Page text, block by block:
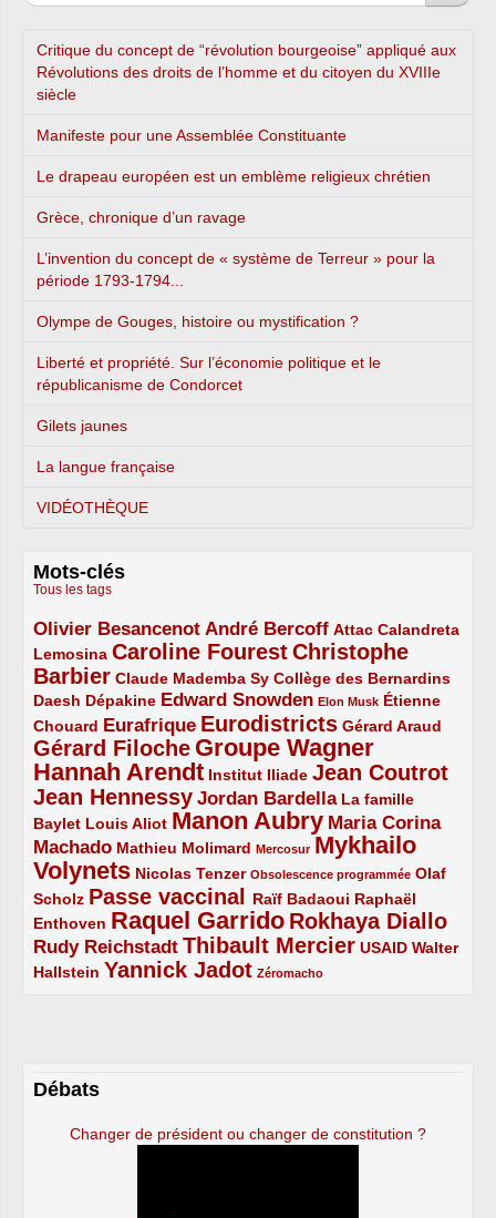
Critique du concept de “révolution bourgeoise” appliqué aux
Révolutions des droits de l’homme et du citoyen du XVIIIe
siècle
Manifeste pour une Assemblée Constituante
Le drapeau européen est un emblème religieux chrétien
Grèce, chronique d’un ravage
L’invention du concept de « système de Terreur » pour la
période 1793-1794...
Olympe de Gouges, histoire ou mystification ?
Liberté et propriété. Sur l’économie politique et le
républicanisme de Condorcet
Gilets jaunes
La langue française
VIDÉOTHÈQUE
Mots-clés
Tous les tags
Olivier Besancenot
3/5 André Bercoff
3/5 Attac
2/5
Calandreta
Lemosina
2/5 Caroline Fourest
4/5
Christophe
Barbier
4/5 Claude Mademba Sy
2/5 Collège des Bernardins
2/5
Daesh
2/5 Dépakine
2/5 Edward Snowden
3/5 Elon Musk
1/5
Étienne
Chouard
2/5 Eurafrique
3/5 Eurodistricts
4/5 Gérard Araud
2/5
Gérard Filoche
4/5 Groupe Wagner
5/5
Hannah Arendt
5/5 Institut Iliade
2/5 Jean Coutrot
4/5
Jean Hennessy
4/5 Jordan Bardella
3/5
La famille
Baylet
2/5 Louis Aliot
2/5 Manon Aubry
5/5
Maria Corina
Machado
3/5 Mathieu Molimard
2/5 Mercosur
1/5
Mykhailo
Volynets
5/5 Nicolas Tenzer
2/5 Obsolescence programmée
1/5
Olaf
Scholz
2/5 Passe vaccinal
4/5 Raïf Badaoui
2/5
Raphaël
Enthoven
2/5 Raquel Garrido
5/5 Rokhaya Diallo
4/5
Rudy Reichstadt
3/5 Thibault Mercier
4/5 USAID
2/5
Walter
Hallstein
2/5 Yannick Jadot
4/5 Zéromacho
1/5
Débats
Changer de président ou changer de constitution ?